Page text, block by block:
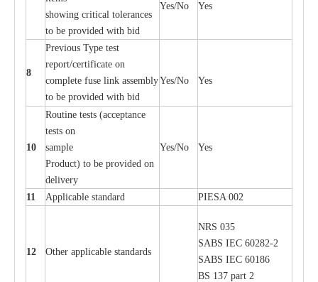
showing critical tolerances
to be provided with bid
Yes/No Yes
8
Previous Type test
report/certificate on
complete fuse link assembly
to be provided with bid
Yes/No Yes
10
Routine tests (acceptance
tests on
sample
Product) to be provided on
delivery
Yes/No Yes
11 Applicable standard PIESA 002
12 Other applicable standards
NRS 035
SABS IEC 60282-2
SABS IEC 60186
BS 137 part 2